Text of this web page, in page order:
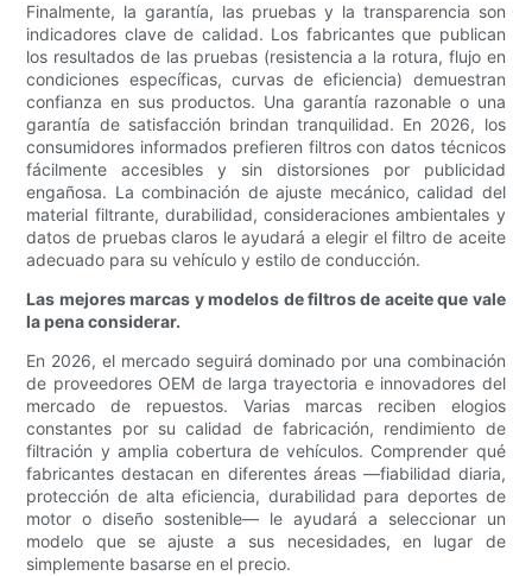
Finalmente, la garantía, las pruebas y la transparencia son
indicadores clave de calidad. Los fabricantes que publican
los resultados de las pruebas (resistencia a la rotura, flujo en
condiciones específicas, curvas de eficiencia) demuestran
confianza en sus productos. Una garantía razonable o una
garantía de satisfacción brindan tranquilidad. En 2026, los
consumidores informados prefieren filtros con datos técnicos
fácilmente accesibles y sin distorsiones por publicidad
engañosa. La combinación de ajuste mecánico, calidad del
material filtrante, durabilidad, consideraciones ambientales y
datos de pruebas claros le ayudará a elegir el filtro de aceite
adecuado para su vehículo y estilo de conducción.
Las mejores marcas y modelos de filtros de aceite que vale
la pena considerar.
En 2026, el mercado seguirá dominado por una combinación
de proveedores OEM de larga trayectoria e innovadores del
mercado de repuestos. Varias marcas reciben elogios
constantes por su calidad de fabricación, rendimiento de
filtración y amplia cobertura de vehículos. Comprender qué
fabricantes destacan en diferentes áreas —fiabilidad diaria,
protección de alta eficiencia, durabilidad para deportes de
motor o diseño sostenible— le ayudará a seleccionar un
modelo que se ajuste a sus necesidades, en lugar de
simplemente basarse en el precio.